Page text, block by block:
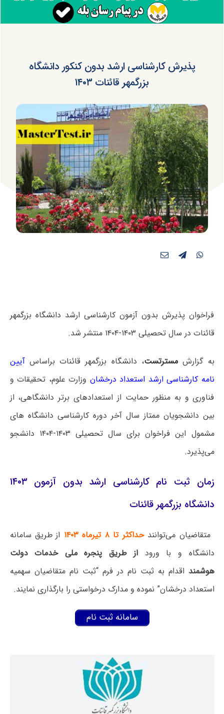
پذیرش کارشناسی ارشد بدون کنکور دانشگاه
بزرگمهر قائنات ۱۴۰۳
فراخوان پذیرش بدون آزمون کارشناسی ارشد دانشگاه بزرگمهر
قائنات در سال تحصیلی ۱۴۰۳-۱۴۰۴ منتشر شد.
به گزارشمسترتست، دانشگاه بزرگمهر قائنات براساسآیین
نامه کارشناسی ارشد استعداد درخشان وزارت علوم، تحقیقات و
فناوری و به منظور حمایت از استعدادهای برتر دانشگاهی، از
بین دانشجویان ممتاز سال آخر دوره کارشناسی دانشگاه های
مشمول این فراخوان برای سال تحصیلی ۱۴۰۳-۱۴۰۴ دانشجو
می‌پذیرد.
زمان ثبت نام کارشناسی ارشد بدون آزمون ۱۴۰۳
دانشگاه بزرگمهر قائنات
متقاضیان می‌توانندحداکثر تا ۸ تیرماه ۱۴۰۳
از طریق سامانه
دانشگاه و با ورود از طریق پنجره ملی خدمات دولت
هوشمند اقدام به ثبت نام در فرم “ثبت نام متقاضیان سهمیه
استعداد درخشان” نموده و مدارک درخواستی را بارگذاری نمایند.
سامانه ثبت نام